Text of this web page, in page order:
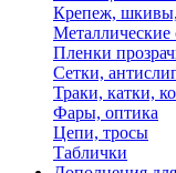
Крепеж,
Металлические
Пленки
Сетки,
Траки, катки,
Фары, оптика
Цепи, тросы
Таблички